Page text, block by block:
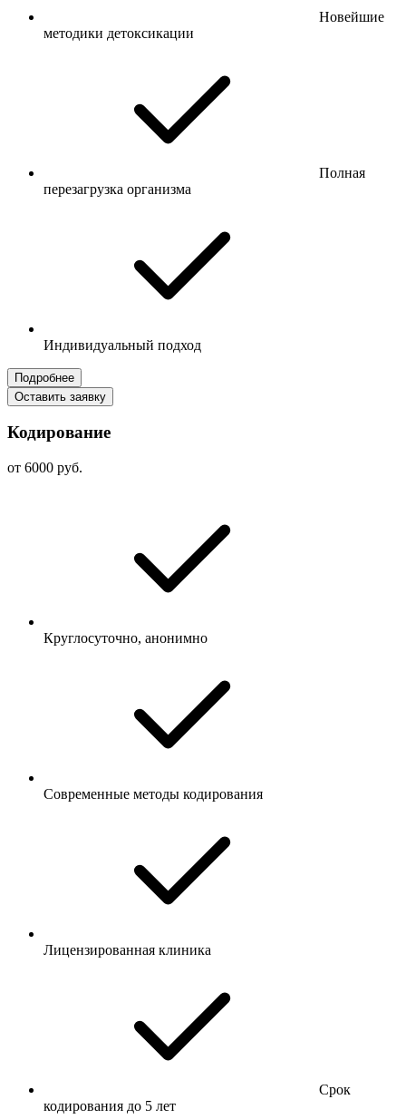
Новейшие
методики детоксикации
Полная
перезагрузка организма
Индивидуальный подход
Подробнее
Оставить заявку
Кодирование
от 6000 руб.
Круглосуточно, анонимно
Современные методы кодирования
Лицензированная клиника
Срок
кодирования до 5 лет